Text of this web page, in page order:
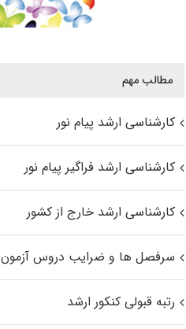
مطالب مهم
کارشناسی ارشد پیام نور
کارشناسی ارشد فراگیر پیام نور
کارشناسی ارشد خارج از کشور
سرفصل ها و ضرایب دروس آزمون
رتبه قبولی کنکور ارشد